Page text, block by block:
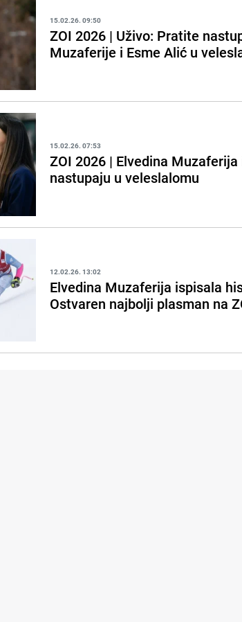
15.02.26. 09:50
ZOI 2026 | Uživo: Pratite
Muzaferije i Esme Alić u
15.02.26. 07:53
ZOI 2026 | Elvedina Muzaferija
nastupaju u veleslalomu
12.02.26. 13:02
Elvedina Muzaferija ispisala
Ostvaren najbolji plasman na